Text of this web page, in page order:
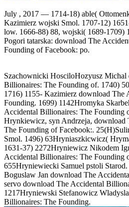
July , 2017 — 1714-18) able(
Kazimierz wojski Smol. 1707-12)
low. 1666-88) 88, wojski( 1689-1709)
Pogori tatarska: download The
Founding of Facebook: po.
Szachownicki HosciloHozyusz Michal
Billionaires: The Founding of. 1740)
1716) 1155- Kazimierz download The
Founding. 1699) 1142Hromyka
Accidental Billionaires: The Founding
Hrynkiewicz, syn Andrzeja, download
The Founding of Facebook:.
Smol. 1496) 63Hryniaszkicwicz(
1631-37) 2272Hryniewicz Nikodem
Accidental Billionaires: The Founding
655Hryniewiecki Samuel pstoli
Boguslaw Jan download The
servo download The Accidental
1217Hryniewski Stefanowicz
Billionaires: The Founding.